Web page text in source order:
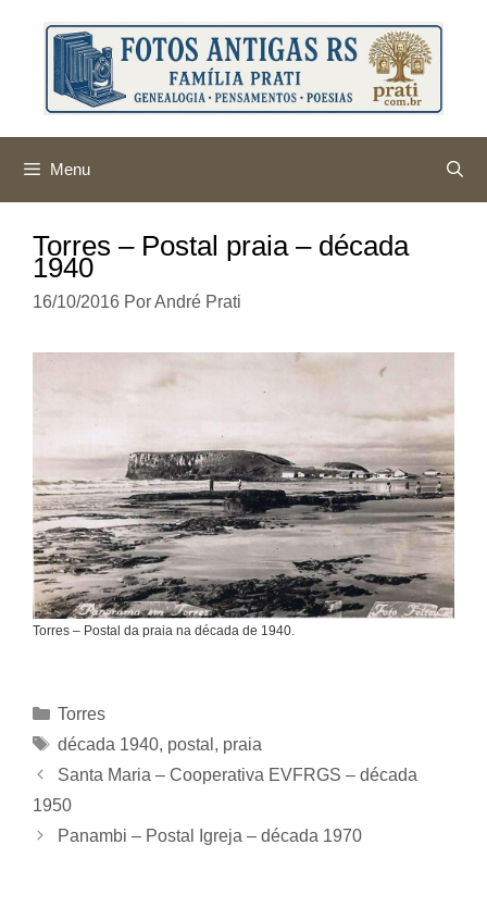
conteúdo
Menu
Torres – Postal praia – década
1940
16/10/2016 PorAndré Prati
Torres – Postal da praia na década de 1940.
Categorias
Torres
Tags
década 1940, postal , praia
Santa Maria – Cooperativa EVFRGS – década
1950
Panambi – Postal Igreja – década 1970